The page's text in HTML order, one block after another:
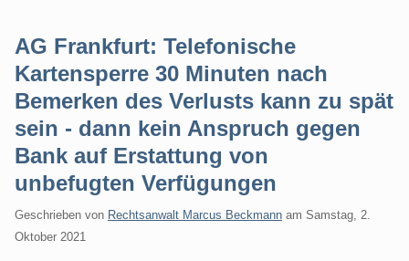
AG Frankfurt: Telefonische
Kartensperre 30 Minuten nach
Bemerken des Verlusts kann zu spät
sein - dann kein Anspruch gegen
Bank auf Erstattung von
unbefugten Verfügungen
Geschrieben von Rechtsanwalt Marcus Beckmann am Samstag, 2.
Oktober 2021